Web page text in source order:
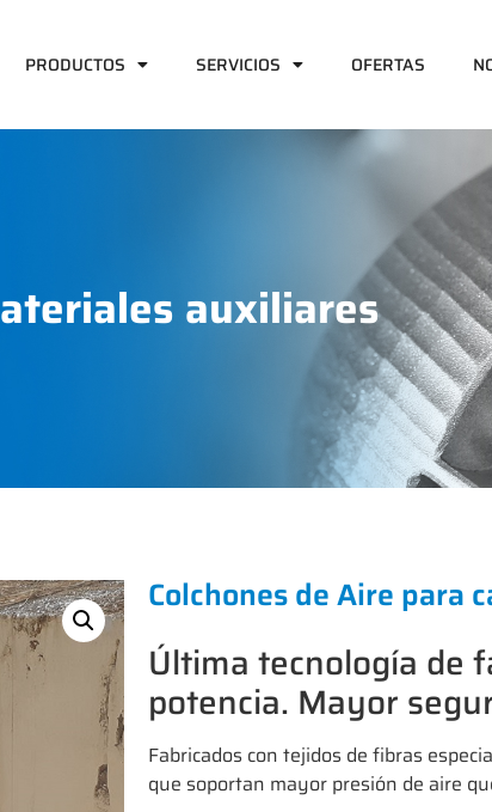
PRODUCTOS SERVICIOS OFERTAS
auxiliares
Colchones de Aire para
Última tecnología de
potencia. Mayor
Fabricados con tejidos de fibras
que soportan mayor presión de aire